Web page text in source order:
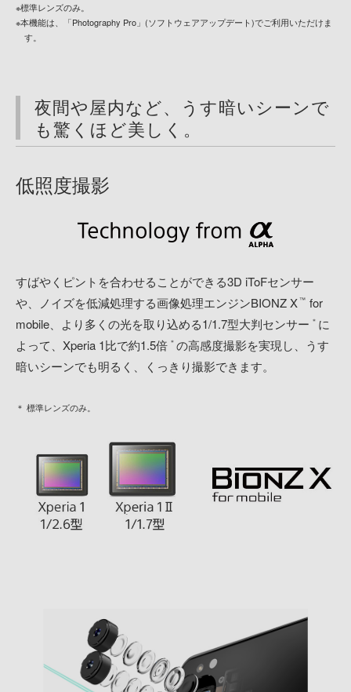
※標準レンズのみ。
※本機能は、「Photography Pro」(ソフトウェアアップデート)でご利用いただけま
す。
夜間や屋内など、うす暗いシーンで
も驚くほど美しく。
低照度撮影
すばやくピントを合わせることができる3D iToFセンサー
や、ノイズを低減処理する画像処理エンジンBIONZ X™ for
mobile、より多くの光を取り込める1/1.7型大判センサー ＊ に
よって、Xperia 1比で約1.5倍 ＊ の高感度撮影を実現し、うす
暗いシーンでも明るく、くっきり撮影できます。
＊ 標準レンズのみ。